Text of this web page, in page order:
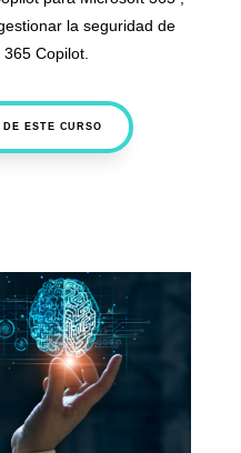
la seguridad de
Copilot.
ESTE CURSO